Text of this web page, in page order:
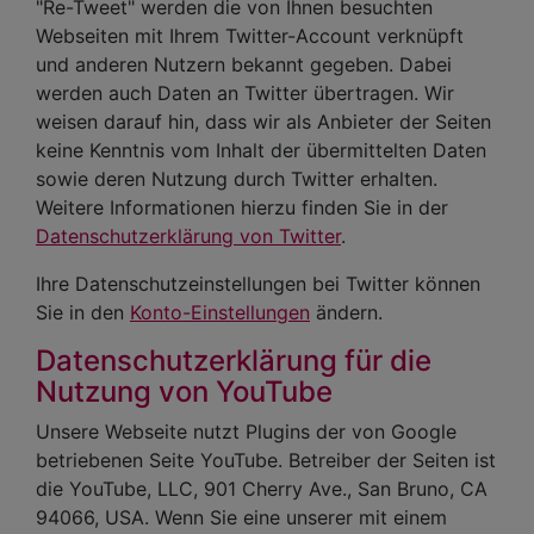
"Re-Tweet" werden die von Ihnen besuchten
Webseiten mit Ihrem Twitter-Account verknüpft
und anderen Nutzern bekannt gegeben. Dabei
werden auch Daten an Twitter übertragen. Wir
weisen darauf hin, dass wir als Anbieter der Seiten
keine Kenntnis vom Inhalt der übermittelten Daten
sowie deren Nutzung durch Twitter erhalten.
Weitere Informationen hierzu finden Sie in der
Datenschutzerklärung von Twitter.
Ihre Datenschutzeinstellungen bei Twitter können
Sie in den Konto-Einstellungen ändern.
Datenschutzerklärung für die
Nutzung von YouTube
Unsere Webseite nutzt Plugins der von Google
betriebenen Seite YouTube. Betreiber der Seiten ist
die YouTube, LLC, 901 Cherry Ave., San Bruno, CA
94066, USA. Wenn Sie eine unserer mit einem